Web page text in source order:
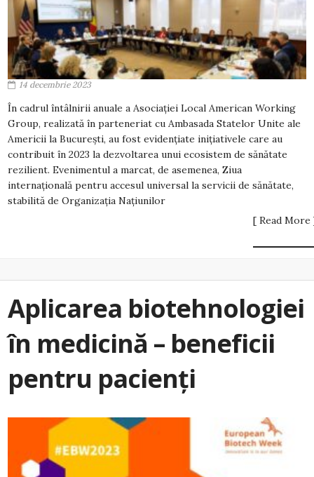
14 decembrie 2023
În cadrul întâlnirii anuale a Asociației Local American Working
Group, realizată în parteneriat cu Ambasada Statelor Unite ale
Americii la București, au fost evidențiate inițiativele care au
contribuit în 2023 la dezvoltarea unui ecosistem de sănătate
rezilient. Evenimentul a marcat, de asemenea, Ziua
internaţională pentru accesul universal la servicii de sănătate,
stabilită de Organizaţia Naţiunilor
[ Read More
Aplicarea biotehnologiei
în medicină – beneficii
pentru pacienți